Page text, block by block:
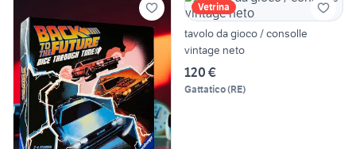
Vetrina
tavolo da gioco / consolle
vintage neto
120 €
Gattatico(RE)